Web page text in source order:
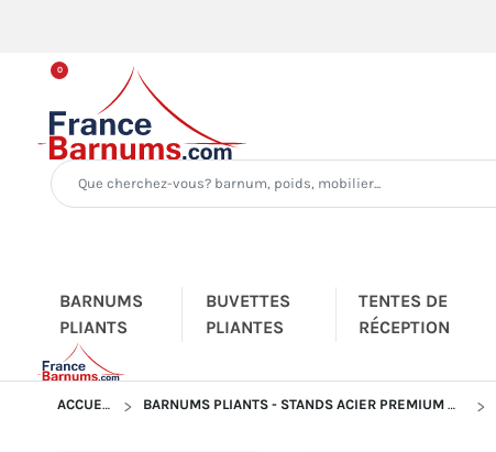
0
BARNUMS
PLIANTS
BUVETTES
PLIANTES
TENTES DE
RÉCEPTION
ACCUEIL BARNUMS PLIANTS - STANDS ACIER PREMIUM M2